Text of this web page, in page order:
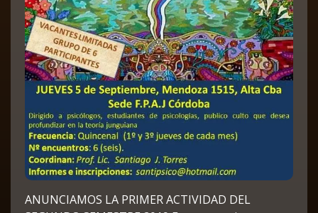
ANUNCIAMOS LA PRIMER ACTIVIDAD DEL